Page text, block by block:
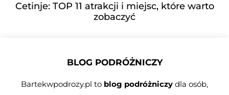
Cetinje: TOP 11 atrakcji i miejsc, które warto
zobaczyć
BLOG PODRÓŻNICZY
Bartekwpodrozy.pl to blog podróżniczy dla osób,